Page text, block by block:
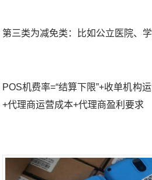
第三类为减免类：比如公立医院、
POS机费率=“结算下限”+收单机构
+代理商运营成本+代理商盈利要求